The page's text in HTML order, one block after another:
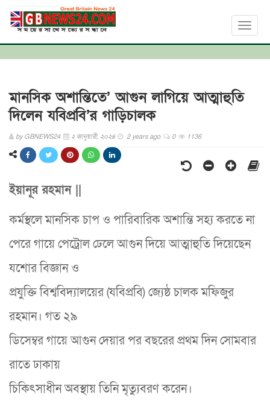
Toggle
মানসিক অশান্তিতে’ আগুন লাগিয়ে আত্মাহুতি
দিলেন যবিপ্রবি’র গাড়িচালক
byGBNEWS24 ২ জানুয়ারী, ২০২৪ 2 years ago 0 1136
ইয়ানূর রহমান ||
কর্মস্থলে মানসিক চাপ ও পারিবারিক অশান্তি সহ্য করতে না
পেরে গায়ে পেট্রোল ঢেলে আগুন দিয়ে আত্মাহুতি দিয়েছেন
যশোর বিজ্ঞান ও
প্রযুক্তি বিশ্ববিদ্যালয়ের (যবিপ্রবি) জ্যেষ্ঠ চালক মফিজুর
রহমান। গত ২৯
ডিসেম্বর গায়ে আগুন দেয়ার পর বছরের প্রথম দিন সোমবার
রাতে ঢাকায়
চিকিৎসাধীন অবস্থায় তিনি মৃত্যুবরণ করেন।